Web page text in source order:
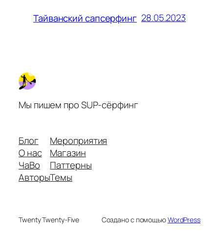
Тайванский сапсерфинг 28.05.2023
Мы пишем про SUP-сёрфинг
Блог
О нас
ЧаВо
Авторы
Мероприятия
Магазин
Паттерны
Темы
Twenty Twenty-Five Создано с помощьюWordPress